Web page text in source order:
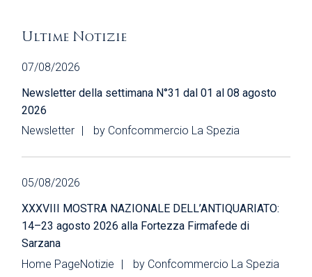
Ultime Notizie
07/08/2026
Newsletter della settimana N°31 dal 01 al 08 agosto
2026
Newsletter
by Confcommercio La Spezia
05/08/2026
XXXVIII MOSTRA NAZIONALE DELL’ANTIQUARIATO:
14–23 agosto 2026 alla Fortezza Firmafede di
Sarzana
Home PageNotizie by Confcommercio La Spezia